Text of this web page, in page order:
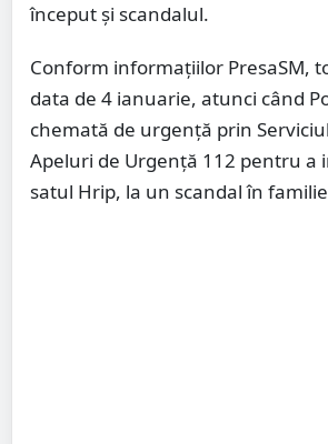
început și scandalul.
Conform informațiilor PresaSM,
data de 4 ianuarie, atunci când
chemată de urgență prin
Apeluri de Urgență 112 pentru a
satul Hrip, la un scandal în